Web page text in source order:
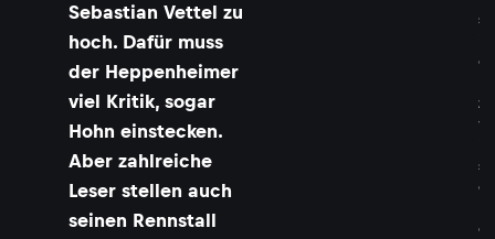
Sebastian Vettel zu
hoch. Dafür muss
der Heppenheimer
viel Kritik, sogar
Hohn einstecken.
Aber zahlreiche
Leser stellen auch
seinen Rennstall
s
o
z
w
s
c
e